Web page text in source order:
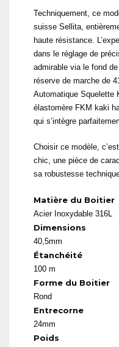
Techniquement, ce
suisse Sellita,
haute résistance.
dans le réglage de
admirable via le fond
réserve de marche de
Automatique Squelette
élastomère FKM kaki
qui s’intègre
Choisir ce modèle,
chic, une pièce de
sa robustesse
Matière du Boitier
Acier Inoxydable 316L
Dimensions
40,5mm
Étanchéité
100 m
Forme du Boitier
Rond
Entrecorne
24mm
Poids